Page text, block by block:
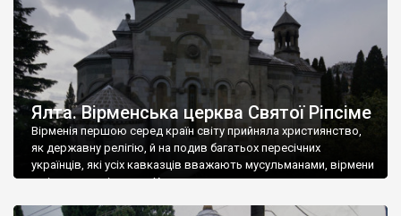
Ялта. Вірменська церква Святої Ріпсіме
Вірменія першою серед країн світу прийняла християнство,
як державну релігію, й на подив багатьох пересічних
українців, які усіх кавказців вважають мусульманами, вірмени
є відданими вірянами Христа